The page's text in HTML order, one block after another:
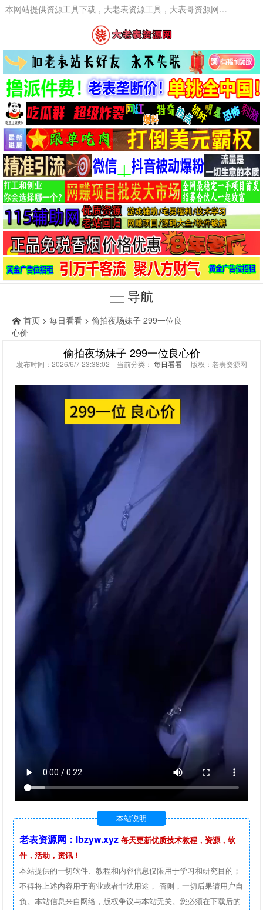
本网站提供资源工具下载，大老表资源工具，大表哥资源网软件工具，大老表资源下载，活动线报福利资源分享,活动线报，大型网游经典游戏，网络热门技术游戏辅助交流与分享。
导航
首页 > 每日看看 > 偷拍夜场妹子 299一位良
心价
偷拍夜场妹子 299一位良心价
发布时间：2026/6/7 23:38:02 当前分类： 每日看看版权：老表资源网
本站说明
老表资源网：lbzyw.xyz 每天更新优质技术教程，资源，软
件，活动，资讯！
本站提供的一切软件、教程和内容信息仅限用于学习和研究目的；
不得将上述内容用于商业或者非法用途， 否则，一切后果请用户自
负。本站信息来自网络，版权争议与本站无关。您必须在下载后的